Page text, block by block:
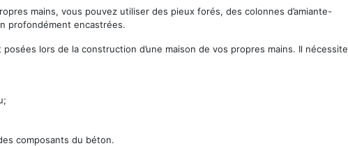
mains, vous pouvez utiliser des pieux forés, des colonnes d’amiante-
profondément encastrées.
lors de la construction d’une maison de vos propres mains. Il nécessite
composants du béton.